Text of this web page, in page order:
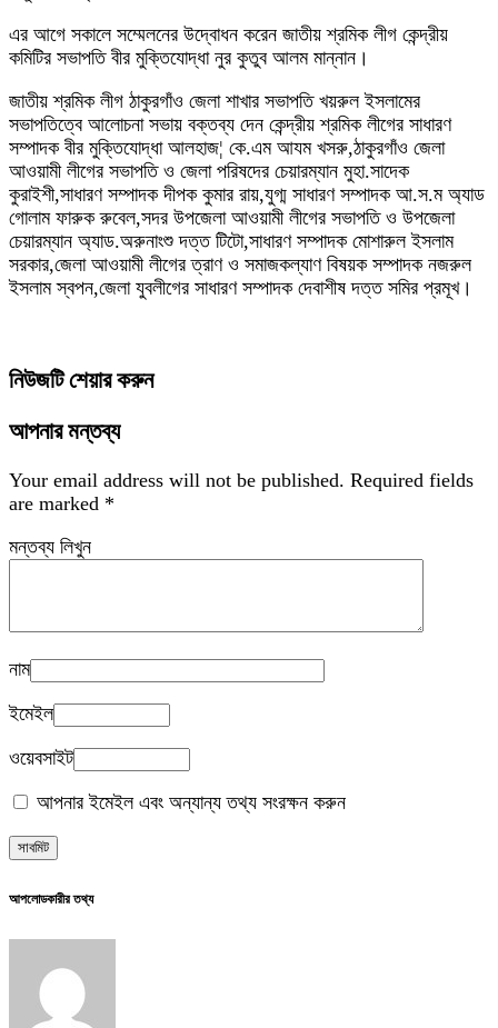
এর আগে সকালে সম্মেলনের উদ্বোধন করেন জাতীয় শ্রমিক লীগ কেন্দ্রীয়
কমিটির সভাপতি বীর মুক্তিযোদ্ধা নুর কুতুব আলম মান্নান।
জাতীয় শ্রমিক লীগ ঠাকুরগাঁও জেলা শাখার সভাপতি খয়রুল ইসলামের
সভাপতিত্বে আলোচনা সভায় বক্তব্য দেন কেন্দ্রীয় শ্রমিক লীগের সাধারণ
সম্পাদক বীর মুক্তিযোদ্ধা আলহাজ¦ কে.এম আযম খসরু,ঠাকুরগাঁও জেলা
আওয়ামী লীগের সভাপতি ও জেলা পরিষদের চেয়ারম্যান মুহা.সাদেক
কুরাইশী,সাধারণ সম্পাদক দীপক কুমার রায়,যুগ্ম সাধারণ সম্পাদক আ.স.ম অ্যাড
গোলাম ফারুক রুবেল,সদর উপজেলা আওয়ামী লীগের সভাপতি ও উপজেলা
চেয়ারম্যান অ্যাড.অরুনাংশু দত্ত টিটো,সাধারণ সম্পাদক মোশারুল ইসলাম
সরকার,জেলা আওয়ামী লীগের ত্রাণ ও সমাজকল্যাণ বিষয়ক সম্পাদক নজরুল
ইসলাম স্বপন,জেলা যুবলীগের সাধারণ সম্পাদক দেবাশীষ দত্ত সমির প্রমূখ।
নিউজটি শেয়ার করুন
আপনার মন্তব্য
Your email address will not be published. Required fields
are marked *
মন্তব্য লিখুন
নাম
ইমেইল
ওয়েবসাইট
আপনার ইমেইল এবং অন্যান্য তথ্য সংরক্ষন করুন
আপলোডকারীর তথ্য